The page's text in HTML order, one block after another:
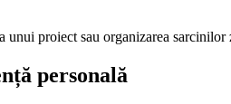
unui proiect sau organizarea sarcinilor
personală